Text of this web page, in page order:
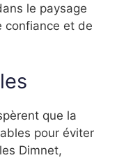
le paysage
confiance et de
que la
pour éviter
Dimnet,